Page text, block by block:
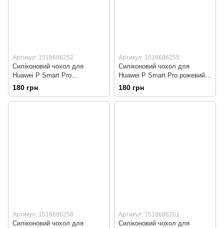
Артикул: 1518686252
Силіконовий чохол для
Huawei P Smart Pro
оранжевий Soft Silicone Case
Full (бампер)
180 грн
Артикул: 1518686255
Силіконовий чохол для
Huawei P Smart Pro рожевий
Soft Silicone Case Full
(бампер)
180 грн
Артикул: 1518686258
Силіконовий чохол для
Артикул: 1518686261
Силіконовий чохол для